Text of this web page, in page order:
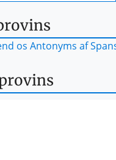
os Antonyms af